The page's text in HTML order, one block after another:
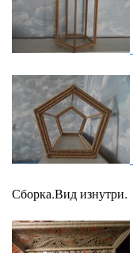
Сборка.Вид изнутри.